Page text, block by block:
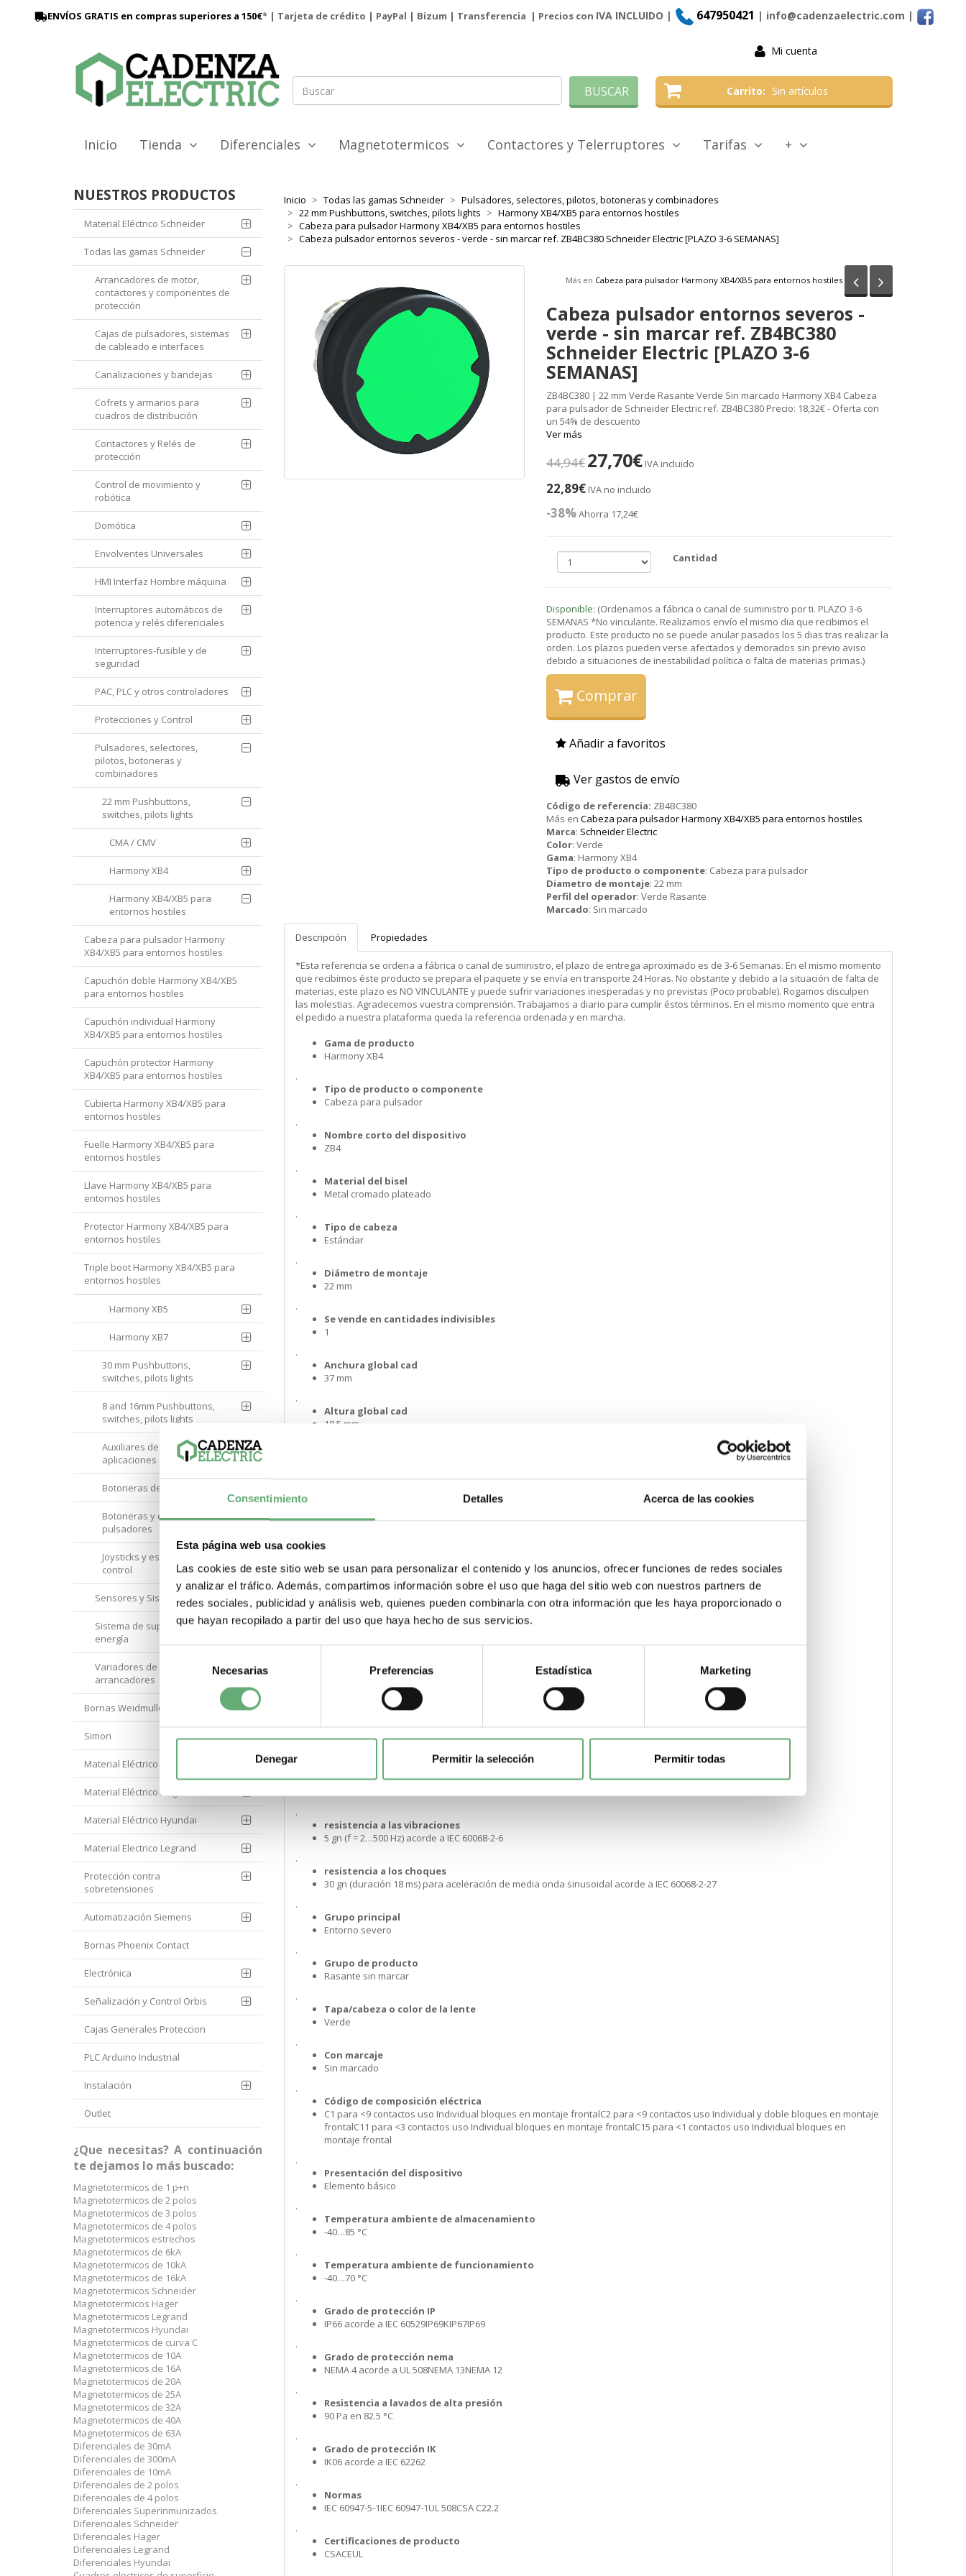
Consentimiento Detalles Acerca de las cookies
Esta página web usa cookies
Las cookies de este sitio web se usan para personalizar el contenido y los anuncios, ofrecer funciones de redes sociales
y analizar el tráfico. Además, compartimos información sobre el uso que haga del sitio web con nuestros partners de
redes sociales, publicidad y análisis web, quienes pueden combinarla con otra información que les haya proporcionado o
que hayan recopilado a partir del uso que haya hecho de sus servicios.
Selección
consentimiento
Necesarias Preferencias Estadística Marketing
Denegar Permitir la selección Permitir todas
ENVÍOS GRATIS en compras superiores a 150€* | Tarjeta de crédito | PayPal | Bizum | Transferencia | Precios con IVA INCLUIDO | 647950421 | info@cadenzaelectric.com |
Mi cuenta
Carrito Sin artículos
BUSCAR
Inicio Tienda Diferenciales Magnetotermicos Contactores y Telerruptores Tarifas +
Inicio Todas las gamas Schneider
Pulsadores, selectores, pilotos, botoneras y combinadores
22 mm Pushbuttons, switches, pilots lights
Harmony XB4/XB5 para entornos hostiles
Cabeza para pulsador Harmony XB4/XB5 para entornos hostiles
Cabeza pulsador entornos severos - verde - sin marcar ref. ZB4BC380 Schneider Electric [PLAZO 3-6 SEMANAS]
Más en Cabeza para pulsador Harmony XB4/XB5 para entornos hostiles Anterior
Cabeza pulsador entornos severos -
verde - sin marcar ref. ZB4BC380
Schneider Electric [PLAZO 3-6
SEMANAS]
ZB4BC380 | 22 mm Verde Rasante Verde Sin marcado Harmony XB4 Cabeza
para pulsador de Schneider Electric ref. ZB4BC380 Precio: 18,32€ - Oferta con
un 54% de descuento
Ver más
44,94€27,70€ IVA incluido
22,89€ IVA no incluido
-38%Ahorra 17,24€
Cantidad
Disponible: (Ordenamos a fábrica o canal de suministro por ti. PLAZO 3-6
SEMANAS *No vinculante. Realizamos envío el mismo dia que recibimos el
producto. Este producto no se puede anular pasados los 5 dias tras realizar la
orden. Los plazos pueden verse afectados y demorados sin previo aviso
debido a situaciones de inestabilidad política o falta de materias primas.)
Comprar
Añadir a favoritos
Ver gastos de envío
Código de referencia: ZB4BC380
Más enCabeza para pulsador Harmony XB4/XB5 para entornos hostiles
Marca: Schneider Electric
Color:Verde
Gama: Harmony XB4
Tipo de producto o componente: Cabeza para pulsador
Diametro de montaje:22 mm
Perfil del operador:Verde Rasante
Marcado: Sin marcado
Descripción Propiedades
*Esta referencia se ordena a fábrica o canal de suministro, el plazo de entrega aproximado es de 3-6 Semanas. En el mismo momento
que recibimos éste producto se prepara el paquete y se envía en transporte 24 Horas. No obstante y debido a la situación de falta de
materias, este plazo es NO VINCULANTE y puede sufrir variaciones inesperadas y no previstas (Poco probable). Rogamos disculpen
las molestias. Agradecemos vuestra comprensión. Trabajamos a diario para cumplir éstos términos. En el mismo momento que entra
el pedido a nuestra plataforma queda la referencia ordenada y en marcha.
Gama de producto
Harmony XB4
.
Tipo de producto o componente
Cabeza para pulsador
.
Nombre corto del dispositivo
ZB4
.
Material del bisel
Metal cromado plateado
.
Tipo de cabeza
Estándar
.
Diámetro de montaje
22 mm
.
Se vende en cantidades indivisibles
1
.
Anchura global cad
37 mm
.
Altura global cad
18.5 mm
0.036 kg
clase de potección contra descargas eléctricas
.
Forma de la cabeza de señalización
Circular
.
Perfil del operador
Verde Rasante. Sin marcado
.
Durabilidad mecánica
.
resistencia a las vibraciones
5 gn (f = 2…500 Hz) acorde a IEC 60068-2-6
.
resistencia a los choques
30 gn (duración 18 ms) para aceleración de media onda sinusoidal acorde a IEC 60068-2-27
.
Grupo principal
Entorno severo
.
Grupo de producto
Rasante sin marcar
.
Tapa/cabeza o color de la lente
Verde
.
Con marcaje
Sin marcado
.
Código de composición eléctrica
C1 para <9 contactos uso Individual bloques en montaje frontalC2 para <9 contactos uso Individual y doble bloques en montaje
frontalC11 para <3 contactos uso Individual bloques en montaje frontalC15 para <1 contactos uso Individual bloques en
montaje frontal
.
Presentación del dispositivo
Elemento básico
.
Temperatura ambiente de almacenamiento
-40…85 °C
.
Temperatura ambiente de funcionamiento
-40…70 °C
.
Grado de protección IP
IP66 acorde a IEC 60529IP69KIP67IP69
.
Grado de protección nema
NEMA 4 acorde a UL 508NEMA 13NEMA 12
.
Resistencia a lavados de alta presión
90 Pa en 82.5 °C
.
Grado de protección IK
IK06 acorde a IEC 62262
.
Normas
IEC 60947-5-1IEC 60947-1UL 508CSA C22.2
.
Certificaciones de producto
CSACEUL
NUESTROS PRODUCTOS
Material Eléctrico Schneider
Todas las gamas Schneider
Arrancadores de motor,
contactores y componentes de
protección
Cajas de pulsadores, sistemas
de cableado e interfaces
Canalizaciones y bandejas
Cofrets y armarios para
cuadros de distribución
Contactores y Relés de
protección
Control de movimiento y
robótica
Domótica
Envolventes Universales
HMI Interfaz Hombre máquina
Interruptores automáticos de
potencia y relés diferenciales
Interruptores-fusible y de
seguridad
PAC, PLC y otros controladores
Protecciones y Control
Pulsadores, selectores,
pilotos, botoneras y
combinadores
22 mm Pushbuttons,
switches, pilots lights
CMA / CMV
Harmony XB4
Harmony XB4/XB5 para
entornos hostiles
Cabeza para pulsador Harmony
XB4/XB5 para entornos hostiles
Capuchón doble Harmony XB4/XB5
para entornos hostiles
Capuchón individual Harmony
XB4/XB5 para entornos hostiles
Capuchón protector Harmony
XB4/XB5 para entornos hostiles
Cubierta Harmony XB4/XB5 para
entornos hostiles
Fuelle Harmony XB4/XB5 para
entornos hostiles
Llave Harmony XB4/XB5 para
entornos hostiles
Protector Harmony XB4/XB5 para
entornos hostiles
Triple boot Harmony XB4/XB5 para
entornos hostiles
Harmony XB5
Harmony XB7
30 mm Pushbuttons,
switches, pilots lights
8 and 16mm Pushbuttons,
switches, pilots lights
Auxiliares de mando para
aplicaciones de seguridad
Botoneras de control remoto
Botoneras y cajas de
pulsadores
Joysticks y estaciones de
control
Sensores y Sistemas RFID
Sistema de supervisión de
energía
Variadores de velocidad y
arrancadores
Bornas Weidmuller
Simon
Material Eléctrico Eaton
Material Eléctrico Hager
Material Eléctrico Hyundai
Material Electrico Legrand
Protección contra
sobretensiones
Automatización Siemens
Bornas Phoenix Contact
Electrónica
Señalización y Control Orbis
Cajas Generales Proteccion
PLC Arduino Industrial
Instalación
Outlet
¿Que necesitas? A continuación
te dejamos lo más buscado:
Magnetotermicos de 1 p+n
Magnetotermicos de 2 polos
Magnetotermicos de 3 polos
Magnetotermicos de 4 polos
Magnetotermicos estrechos
Magnetotermicos de 6kA
Magnetotermicos de 10kA
Magnetotermicos de 16kA
Magnetotermicos Schneider
Magnetotermicos Hager
Magnetotermicos Legrand
Magnetotermicos Hyundai
Magnetotermicos de curva C
Magnetotermicos de 10A
Magnetotermicos de 16A
Magnetotermicos de 20A
Magnetotermicos de 25A
Magnetotermicos de 32A
Magnetotermicos de 40A
Magnetotermicos de 63A
Diferenciales de 30mA
Diferenciales de 300mA
Diferenciales de 10mA
Diferenciales de 2 polos
Diferenciales de 4 polos
Diferenciales Superinmunizados
Diferenciales Schneider
Diferenciales Hager
Diferenciales Legrand
Diferenciales Hyundai